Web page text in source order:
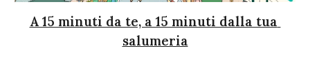
A 15 minuti da te, a 15 minuti dalla tua
salumeria